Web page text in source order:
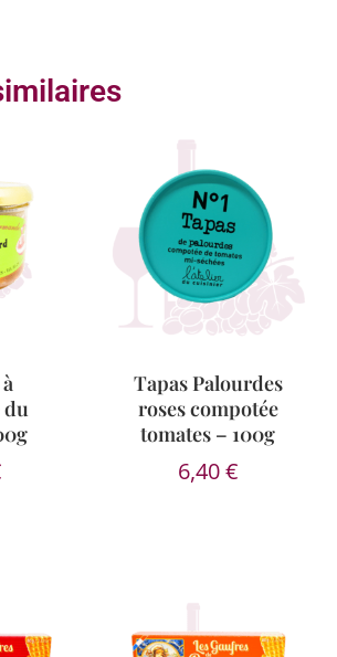
du
Tapas Palourdes
roses compotée
tomates – 100g
6,40€